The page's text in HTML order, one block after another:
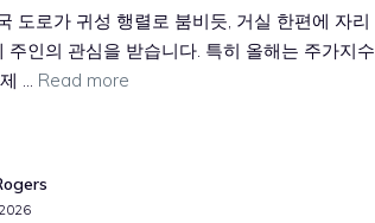
도로가 귀성 행렬로 붐비듯, 거실 한편에 자리
주인의 관심을 받습니다. 특히 올해는 주가지수
… Read more